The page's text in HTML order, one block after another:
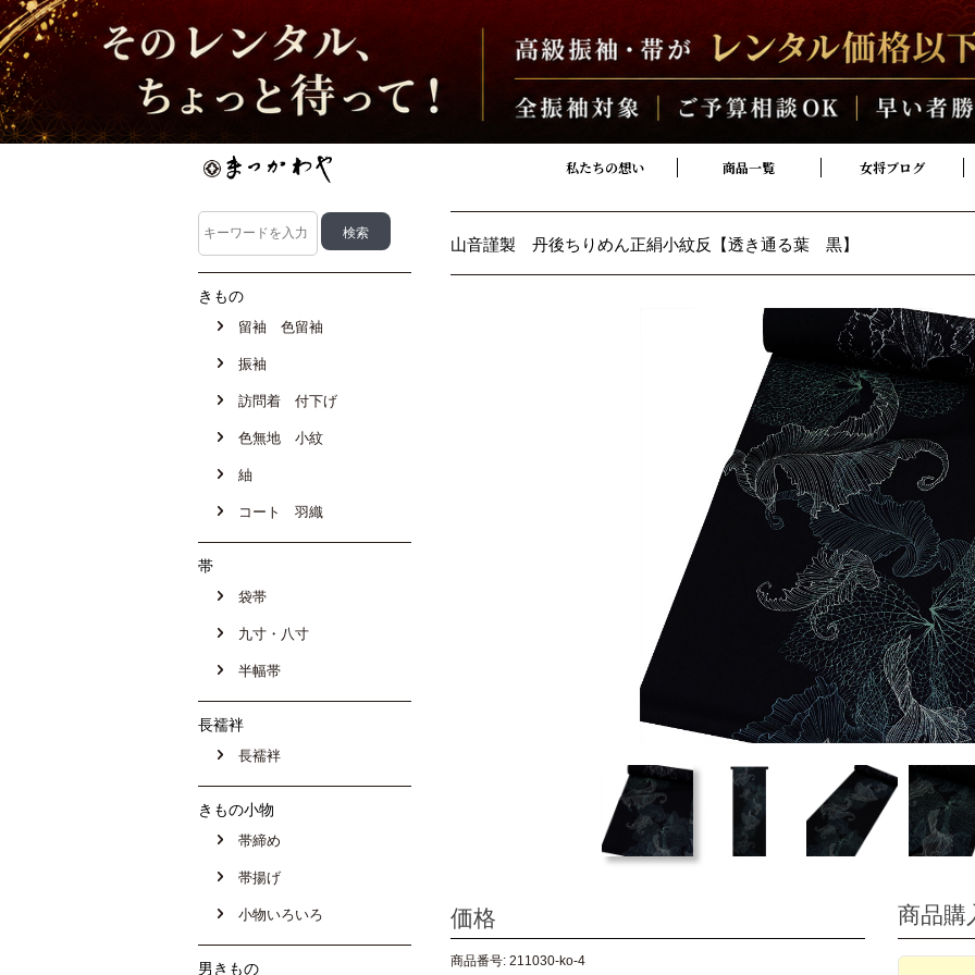
私たちの想い 商品一覧 女将ブログ
きもの
留袖 色留袖
振袖
訪問着 付下げ
色無地 小紋
紬
コート 羽織
帯
袋帯
九寸・八寸
半幅帯
長襦袢
長襦袢
きもの小物
帯締め
帯揚げ
小物いろいろ
男きもの
山音謹製 丹後ちりめん正絹小紋反【透き通る葉 黒】
価格
商品番号: 211030-ko-4
商品購